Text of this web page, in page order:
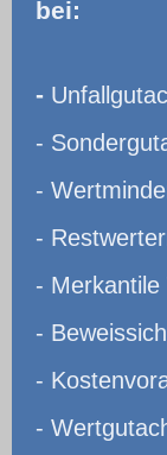
bei:
-
-
-
-
-
-
-
-